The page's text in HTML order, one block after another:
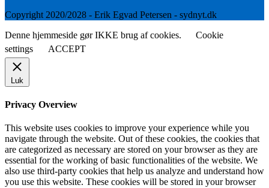
Copyright 2020/2028 - Erik Egvad Petersen - sydnyt.dk
Denne hjemmeside gør IKKE brug af cookies.
Cookie
settings
ACCEPT
Luk
Privacy Overview
This website uses cookies to improve your experience while you
navigate through the website. Out of these cookies, the cookies that
are categorized as necessary are stored on your browser as they are
essential for the working of basic functionalities of the website. We
also use third-party cookies that help us analyze and understand how
you use this website. These cookies will be stored in your browser